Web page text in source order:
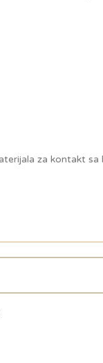
za kontakt sa